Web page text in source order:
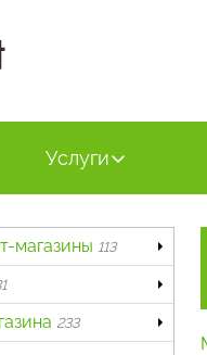
Услуги
магазины 113
233